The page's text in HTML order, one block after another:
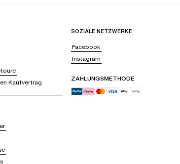
Kaufvertrag
SOZIALE NETZWERKE
Facebook
Instagram
ZAHLUNGSMETHODE